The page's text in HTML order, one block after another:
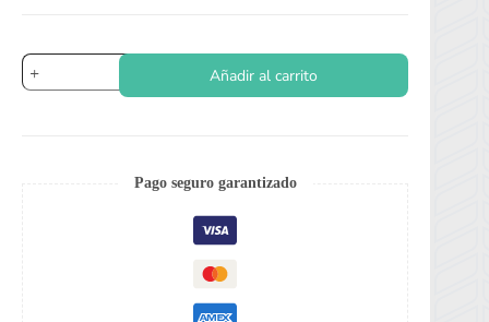
Oregano
Mejorana
Añadir al carrito
Pago seguro garantizado